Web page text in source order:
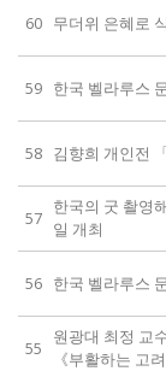
60 무더위 은혜로
59 한국 벨라루스
58 김향희 개인전
57
한국의 굿 촬영
일 개최
56 한국 벨라루스
55
원광대 최정 교
《부활하는 고